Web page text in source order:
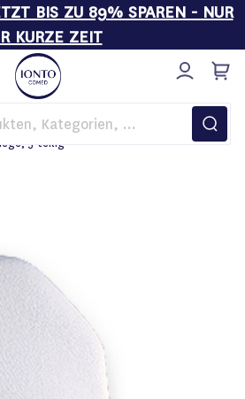
BIS ZU 89% SPAREN - NUR
KURZE ZEIT
Direkt
zum
Inhalt
5-teilig